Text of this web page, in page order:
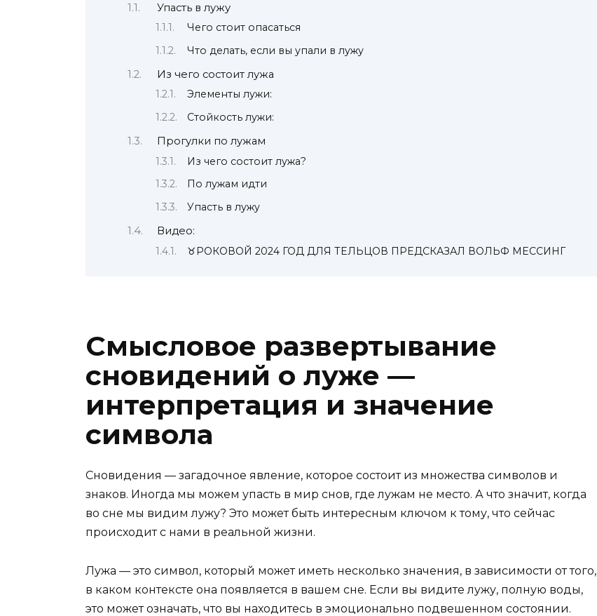
Упасть в лужу
Чего стоит опасаться
Что делать, если вы упали в лужу
Из чего состоит лужа
Элементы лужи:
Стойкость лужи:
Прогулки по лужам
Из чего состоит лужа?
По лужам идти
Упасть в лужу
Видео:
♉РОКОВОЙ 2024 ГОД ДЛЯ ТЕЛЬЦОВ ПРЕДСКАЗАЛ ВОЛЬФ МЕССИНГ
Смысловое развертывание
сновидений о луже —
интерпретация и значение
символа
Сновидения — загадочное явление, которое состоит из множества символов и
знаков. Иногда мы можем упасть в мир снов, где лужам не место. А что значит, когда
во сне мы видим лужу? Это может быть интересным ключом к тому, что сейчас
происходит с нами в реальной жизни.
Лужа — это символ, который может иметь несколько значения, в зависимости от того,
в каком контексте она появляется в вашем сне. Если вы видите лужу, полную воды,
это может означать, что вы находитесь в эмоционально подвешенном состоянии.